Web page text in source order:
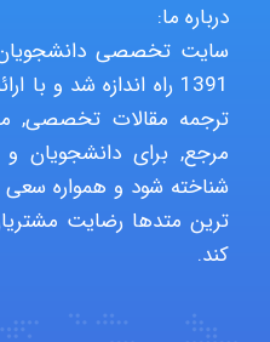
درباره ما:
سایت تخصصی
1391 راه اندازه شد و
ترجمه مقالات تخصصی,
مرجع, برای دانشجویان
شناخته شود و همواره سعی
ترین متدها رضایت
کند.